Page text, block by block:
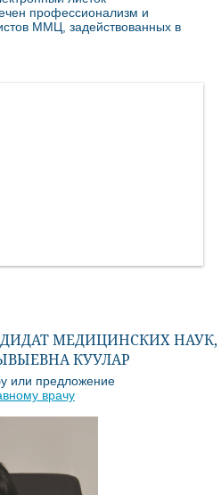
профессионализм и
ММЦ, задействованных в
МЕДИЦИНСКИХ НАУК,
КУУЛАР
или предложение
врачу